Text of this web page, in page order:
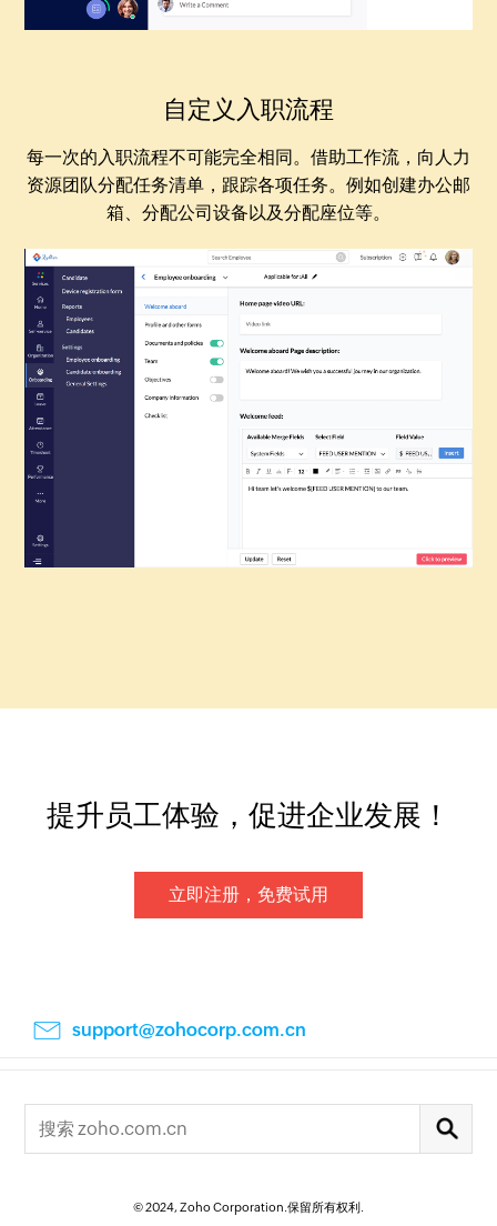
自定义入职流程
每一次的入职流程不可能完全相同。借助工作流，向人力
资源团队分配任务清单，跟踪各项任务。例如创建办公邮
箱、分配公司设备以及分配座位等。
提升员工体验，促进企业发展！
立即注册，免费试用
support@zohocorp.com.cn
© 2024, Zoho Corporation.保留所有权利.